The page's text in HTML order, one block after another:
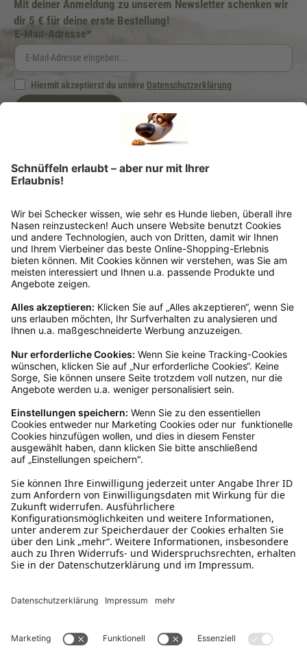
Mit deiner Anmeldung zu unserem Newsletter schenken wir
dir 5 € für deine erste Bestellung!
E-Mail-Adresse*
Hiermit akzeptierst du unsere Datenschutzerklärung
Ich möchte regelmäßig von der Schecker GmbH über Hundefutter und -zubehör per
E-Mail informiert werden. Diese Einwilligung kann ich jederzeit unter "Abmelden"
*Dein Gutscheincode ist einmalig einlösbar, ab 25 € Bestellwert, nicht kombinierbar
und nicht auszahlbar. Gültig 6 Monate ab Erhalt, nicht für frühere Bestellungen.
Klicks werten wir anonym aus – ohne Rückschluss auf Dich. Deine Daten bleiben
Sperrung oder Löschung verlangen. Nach einem Kauf senden wir Dir ggf. ähnliche
Angebote per Mail (§7 Abs. 3 UWG). Dem kannst Du jederzeit widersprechen, z. B.
an datenschutz@schecker.de. Mehr Infos in unserer Datenschutzerklärung.
Kundenservice
Mo – Fr 9 – 17 Uhr, Sa 9 – 13 Uhr
Ruf uns an
04942-60 64 080
Schreibe uns
verkauf@schecker.de
WhatsApp Support
+49 1520 8997191
Tritt unserem Newsletter bei